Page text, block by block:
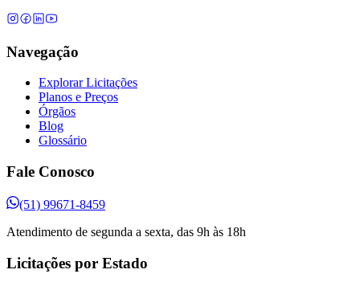
Navegação
Explorar Licitações
Planos e Preços
Órgãos
Blog
Glossário
Fale Conosco
(51) 99671-8459
Atendimento de segunda a sexta, das 9h às 18h
Licitações por Estado